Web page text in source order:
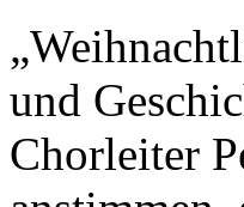
und
Chorleiter